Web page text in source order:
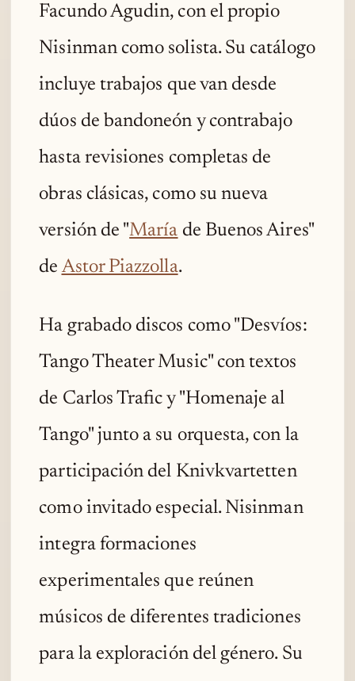
Facundo Agudin, con el propio
Nisinman como solista. Su catálogo
incluye trabajos que van desde
dúos de bandoneón y contrabajo
hasta revisiones completas de
obras clásicas, como su nueva
versión de "María de Buenos Aires"
de Astor Piazzolla.
Ha grabado discos como "Desvíos:
Tango Theater Music" con textos
de Carlos Trafic y "Homenaje al
Tango" junto a su orquesta, con la
participación del Knivkvartetten
como invitado especial. Nisinman
integra formaciones
experimentales que reúnen
músicos de diferentes tradiciones
para la exploración del género. Su